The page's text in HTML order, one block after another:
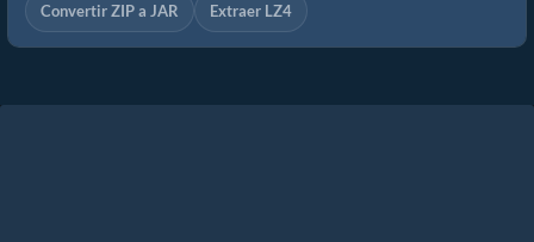
Convertir ZIP a JAR Extraer LZ4